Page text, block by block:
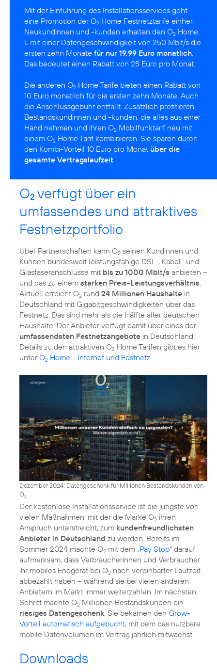
Mit der Einführung des Installationsservices geht
eine Promotion der O2 Home Festnetztarife einher.
Neukundinnen und -kunden erhalten den O2 Home
L mit einer Datengeschwindigkeit von 250 Mbit/s die
ersten zehn Monate für nur 19,99 Euro monatlich.
Das bedeutet einen Rabatt von 25 Euro pro Monat.
Die anderen O2 Home Tarife bieten einen Rabatt von
10 Euro monatlich für die ersten zehn Monate. Auch
die Anschlussgebühr entfällt. Zusätzlich profitieren
Bestandskundinnen und -kunden, die alles aus einer
Hand nehmen und ihren O2 Mobilfunktarif neu mit
einem O2 Home Tarif kombinieren. Sie sparen durch
den Kombi-Vorteil 10 Euro pro Monat über die
gesamte Vertragslaufzeit.
O2 verfügt über ein
umfassendes und attraktives
Festnetzportfolio
Über Partnerschaften kann O2 seinen Kundinnen und
Kunden bundesweit leistungsfähige DSL-, Kabel- und
Glasfaseranschlüsse mit bis zu 1000 Mbit/s anbieten –
und das zu einem starken Preis-Leistungsverhältnis.
Aktuell erreicht O2 rund 24 Millionen Haushalte in
Deutschland mit Gigabitgeschwindigkeiten über das
Festnetz. Das sind mehr als die Hälfte aller deutschen
Haushalte. Der Anbieter verfügt damit über eines der
umfassendsten Festnetzangebote in Deutschland.
Details zu den attraktiven O2 Home Tarifen gibt es hier
unterO2 Home - Internet und Festnetz.
Dezember 2024: Datengeschenk für Millionen Bestandskunden von
O2
Der kostenlose Installationsservice ist die jüngste von
vielen Maßnahmen, mit der die Marke O2 ihren
Anspruch unterstreicht, zum kundenfreundlichsten
Anbieter in Deutschland zu werden. Bereits im
Sommer 2024 machte O2 mit dem „Pay Stop“ darauf
aufmerksam, dass Verbraucherinnen und Verbraucher
ihr mobiles Endgerät bei O2 nach vereinbarter Laufzeit
abbezahlt haben – während sie bei vielen anderen
Anbietern im Markt immer weiterzahlen. Im nächsten
Schritt machte O2 Millionen Bestandskunden ein
riesiges Datengeschenk: Sie bekamen den Grow-
Vorteil automatisch aufgebucht, mit dem das nutzbare
mobile Datenvolumen im Vertrag jährlich mitwächst.
Downloads